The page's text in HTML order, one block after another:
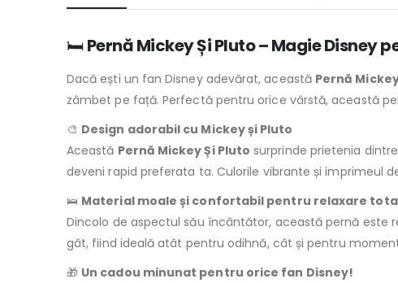
🛏️Pernă Mickey Și Pluto – Magie Disney
Dacă ești un fan Disney adevărat, această Pernă
zâmbet pe față. Perfectă pentru orice vârstă, această
🎨 Design adorabil cu Mickey și Pluto
Această Pernă Mickey Și Pluto surprinde prietenia
deveni rapid preferata ta. Culorile vibrante și imprimeul
🛌 Material moale și confortabil pentru relaxare
Dincolo de aspectul său încântător, această pernă
gât, fiind ideală atât pentru odihnă, cât și pentru
🎁 Un cadou minunat pentru orice fan Disney!